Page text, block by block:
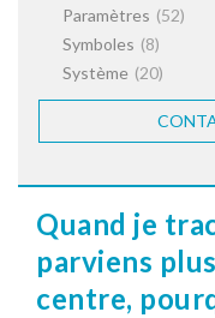
Paramètres (52)
Symboles (8)
Système (20)
Quand je
parviens
centre,